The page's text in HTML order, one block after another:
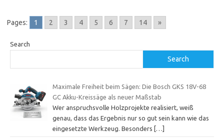
Pages: 1 2 3 4 5 6 7 14 »
Search
Search
Maximale Freiheit beim Sägen: Die Bosch GKS 18V-68
GC Akku-Kreissäge als neuer Maßstab
Wer anspruchsvolle Holzprojekte realisiert, weiß
genau, dass das Ergebnis nur so gut sein kann wie das
eingesetzte Werkzeug. Besonders
[…]